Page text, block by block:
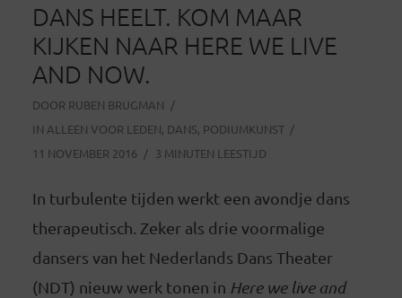
DANS HEELT. KOM MAAR
KIJKEN NAAR HERE WE LIVE
AND NOW.
DOOR RUBEN BRUGMAN
IN ALLEEN VOOR LEDEN, DANS, PODIUMKUNST
11 NOVEMBER 2016
3 MINUTEN LEESTIJD
In turbulente tijden werkt een avondje dans
therapeutisch. Zeker als drie voormalige
dansers van het Nederlands Dans Theater
(NDT) nieuw werk tonen in Here we live and